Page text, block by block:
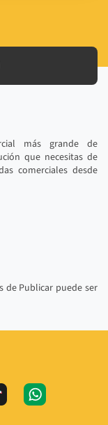
más grande de
que necesitas de
comerciales desde
de Publicar puede ser